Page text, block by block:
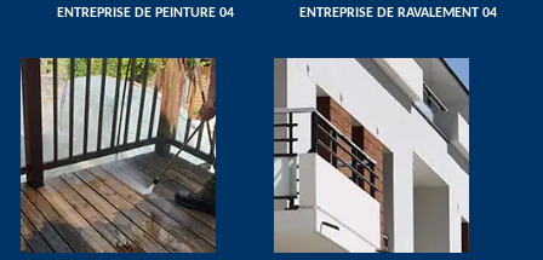
ENTREPRISE DE PEINTURE 04 ENTREPRISE DE RAVALEMENT 04